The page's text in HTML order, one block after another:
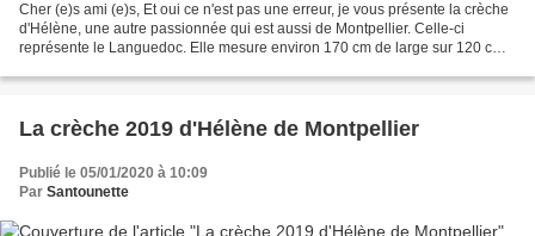
Cher (e)s ami (e)s, Et oui ce n'est pas une erreur, je vous présente la crèche
d'Hélène, une autre passionnée qui est aussi de Montpellier. Celle-ci
représente le Languedoc. Elle mesure environ 170 cm de large sur 120 cm.
La crèche 2019 d'Hélène de Montpellier
Publié le 05/01/2020 à 10:09
Par Santounette